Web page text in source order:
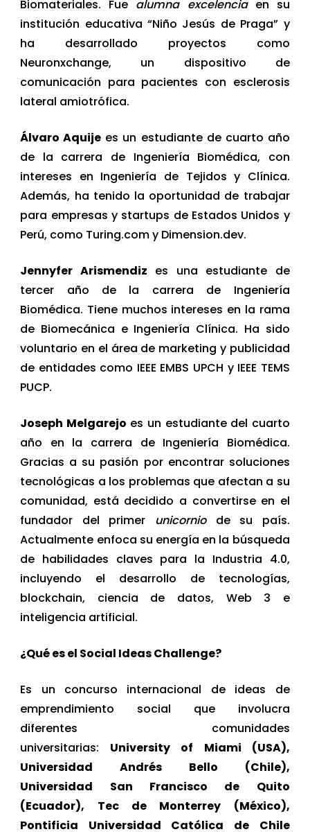
Biomateriales. Fue alumna excelenciaen su
institución educativa “Niño Jesús de Praga” y
ha desarrollado proyectos como
Neuronxchange, un dispositivo de
comunicación para pacientes con esclerosis
lateral amiotrófica.
Álvaro Aquije es un estudiante de cuarto año
de la carrera de Ingeniería Biomédica, con
intereses en Ingeniería de Tejidos y Clínica.
Además, ha tenido la oportunidad de trabajar
para empresas y startups de Estados Unidos y
Perú, como Turing.com y Dimension.dev.
Jennyfer Arismendiz es una estudiante de
tercer año de la carrera de Ingeniería
Biomédica. Tiene muchos intereses en la rama
de Biomecánica e Ingeniería Clínica. Ha sido
voluntario en el área de marketing y publicidad
de entidades como IEEE EMBS UPCH y IEEE TEMS
PUCP.
Joseph Melgarejo es un estudiante del cuarto
año en la carrera de Ingeniería Biomédica.
Gracias a su pasión por encontrar soluciones
tecnológicas a los problemas que afectan a su
comunidad, está decidido a convertirse en el
fundador del primer unicorniode su país.
Actualmente enfoca su energía en la búsqueda
de habilidades claves para la Industria 4.0,
incluyendo el desarrollo de tecnologías,
blockchain, ciencia de datos, Web 3 e
inteligencia artificial.
¿Qué es el Social Ideas Challenge?
Es un concurso internacional de ideas de
emprendimiento social que involucra
diferentes comunidades
universitarias: University of Miami (USA),
Universidad Andrés Bello (Chile),
Universidad San Francisco de Quito
(Ecuador), Tec de Monterrey (México),
Pontificia Universidad Católica de Chile